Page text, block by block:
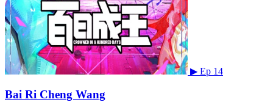
▶ Ep 14
Bai Ri Cheng Wang